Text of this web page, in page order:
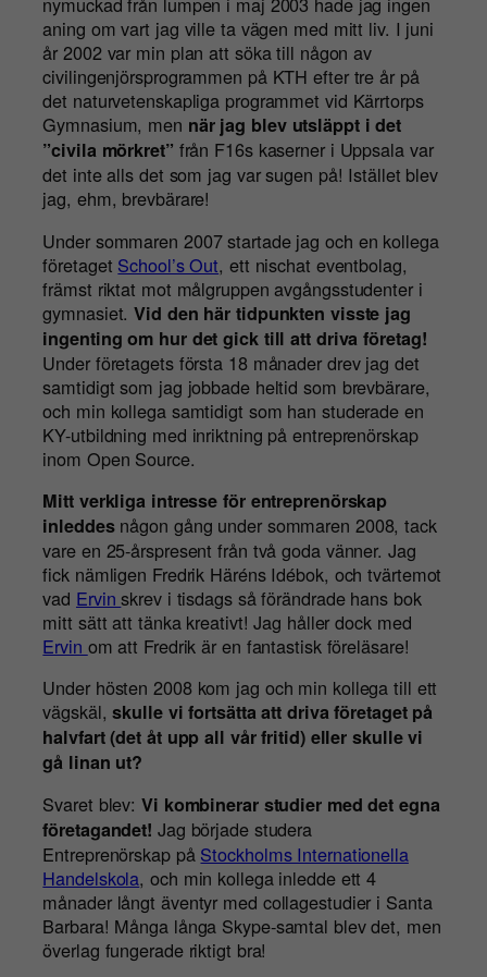
aning om vart jag ville ta vägen med mitt liv. I juni
år 2002 var min plan att söka till någon av
civilingenjörsprogrammen på KTH efter tre år på
det naturvetenskapliga programmet vid Kärrtorps
Gymnasium, men när jag blev utsläppt i det
”civila mörkret” från F16s kaserner i Uppsala var
det inte alls det som jag var sugen på! Istället blev
jag, ehm, brevbärare!
Under sommaren 2007 startade jag och en kollega
företaget School’s Out, ett nischat eventbolag,
främst riktat mot målgruppen avgångsstudenter i
gymnasiet.Vid den här tidpunkten visste jag
ingenting om hur det gick till att driva företag!
Under företagets första 18 månader drev jag det
samtidigt som jag jobbade heltid som brevbärare,
och min kollega samtidigt som han studerade en
KY-utbildning med inriktning på entreprenörskap
inom Open Source.
Mitt verkliga intresse för entreprenörskap
inleddes någon gång under sommaren 2008, tack
vare en 25-årspresent från två goda vänner. Jag
fick nämligen Fredrik Häréns Idébok, och tvärtemot
vad Ervinskrev i tisdags så förändrade hans bok
mitt sätt att tänka kreativt! Jag håller dock med
Ervin om att Fredrik är en fantastisk föreläsare!
Under hösten 2008 kom jag och min kollega till ett
vägskäl,skulle vi fortsätta att driva företaget på
halvfart (det åt upp all vår fritid) eller skulle vi
gå linan ut?
Svaret blev:Vi kombinerar studier med det egna
företagandet! Jag började studera
Entreprenörskap på Stockholms Internationella
Handelskola, och min kollega inledde ett 4
månader långt äventyr med collagestudier i Santa
Barbara! Många långa Skype-samtal blev det, men
överlag fungerade riktigt bra!